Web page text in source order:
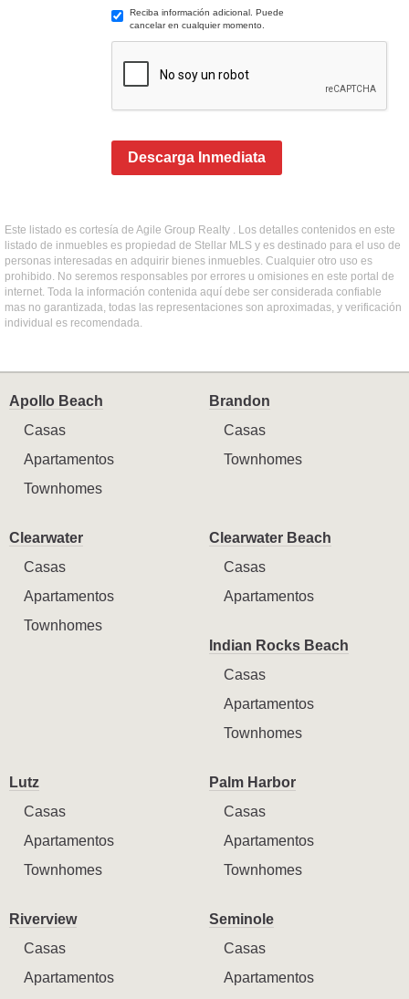
Reciba información adicional. Puede
cancelar en cualquier momento.
Descarga Inmediata
Este listado es cortesía de Agile Group Realty . Los detalles contenidos en este
listado de inmuebles es propiedad de Stellar MLS y es destinado para el uso de
personas interesadas en adquirir bienes inmuebles. Cualquier otro uso es
prohibido. No seremos responsables por errores u omisiones en este portal de
internet. Toda la información contenida aquí debe ser considerada confiable
mas no garantizada, todas las representaciones son aproximadas, y verificación
individual es recomendada.
Apollo Beach
Casas
Apartamentos
Townhomes
Brandon
Casas
Townhomes
Clearwater
Casas
Apartamentos
Townhomes
Clearwater Beach
Casas
Apartamentos
Indian Rocks Beach
Casas
Apartamentos
Townhomes
Lutz
Casas
Apartamentos
Townhomes
Palm Harbor
Casas
Apartamentos
Townhomes
Riverview
Casas
Apartamentos
Seminole
Casas
Apartamentos